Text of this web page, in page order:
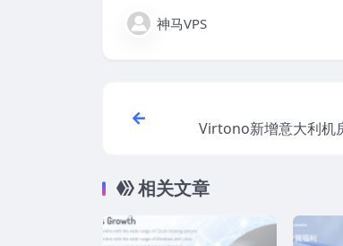
神马VPS
Virtono新增意大利机
相关文章